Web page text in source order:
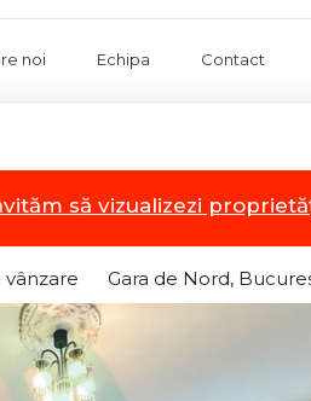
noi Echipa Contact
să vizualizezi
Gara de Nord,